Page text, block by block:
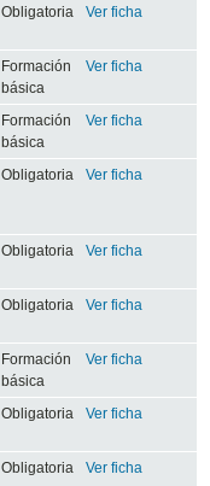
Obligatoria Ver ficha
Formación
básica
Ver ficha
Formación
básica
Ver ficha
Obligatoria Ver ficha
Obligatoria Ver ficha
Obligatoria Ver ficha
Formación
básica
Ver ficha
Obligatoria Ver ficha
Obligatoria Ver ficha